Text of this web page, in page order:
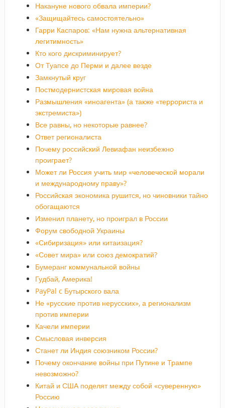
Накануне нового обвала империи?
«Защищайтесь самостоятельно»
Гарри Каспаров: «Нам нужна альтернативная
легитимность»
Кто кого дискриминирует?
От Туапсе до Перми и далее везде
Замкнутый круг
Постмодернистская мировая война
Размышления «иноагента» (а также «террориста и
экстремиста»)
Все равны, но некоторые равнее?
Ответ регионалиста
Почему российский Левиафан неизбежно
проиграет?
Может ли Россия учить мир «человеческой морали
и международному праву»?
Российская экономика рушится, но чиновники тайно
обогащаются
Изменил планету, но проиграл в России
Форум свободной Украины
«Сибиризация» или китаизация?
«Совет мира» или союз демократий?
Бумеранг коммунальной войны
Гудбай, Америка!
PayPal c Бутырского вала
Не «русские против нерусских», а регионализм
против империи
Качели империи
Смысловая инверсия
Станет ли Индия союзником России?
Почему окончание войны при Путине и Трампе
невозможно?
Китай и США поделят между собой «суверенную»
Россию